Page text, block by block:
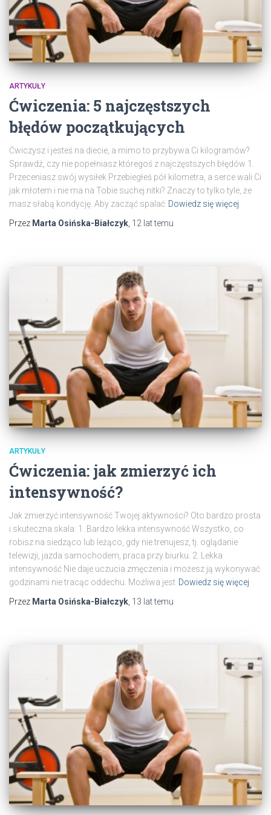
ARTYKUŁY
Ćwiczenia: 5 najczęstszych
błędów początkujących
Ćwiczysz i jesteś na diecie, a mimo to przybywa Ci kilogramów?
Sprawdź, czy nie popełniasz któregoś z najczęstszych błędów 1.
Przeceniasz swój wysiłek Przebiegłeś pół kilometra, a serce wali Ci
jak młotem i nie ma na Tobie suchej nitki? Znaczy to tylko tyle, że
masz słabą kondycję. Aby zacząć spalać Dowiedz się więcej
Przez Marta Osińska-Białczyk, 12 lattemu
ARTYKUŁY
Ćwiczenia: jak zmierzyć ich
intensywność?
Jak zmierzyć intensywność Twojej aktywności? Oto bardzo prosta
i skuteczna skala: 1. Bardzo lekka intensywność Wszystko, co
robisz na siedząco lub leżąco, gdy nie trenujesz, tj. oglądanie
telewizji, jazda samochodem, praca przy biurku. 2. Lekka
intensywność Nie daje uczucia zmęczenia i możesz ją wykonywać
godzinami nie tracąc oddechu. Możliwa jest Dowiedz się więcej
Przez Marta Osińska-Białczyk 13 lattemu